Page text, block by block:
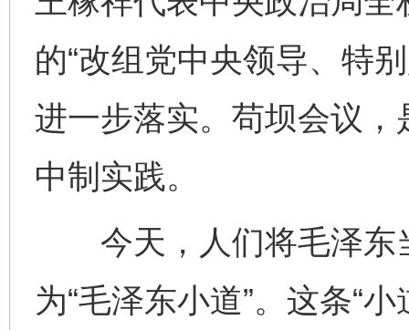
的“改组党中央领导、特
进一步落实。苟坝会议
中制实践。
今天，人们将毛泽东
为“毛泽东小道”。这条“